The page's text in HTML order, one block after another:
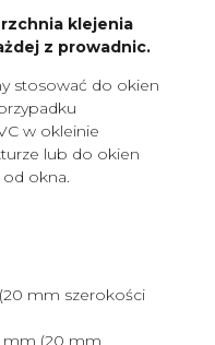
klejenia
z prowadnic.
stosować do okien
w okleinie
lub do okien
okna.
mm szerokości
mm (20 mm